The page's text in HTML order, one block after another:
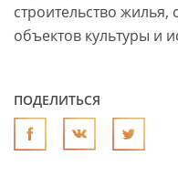
строительство
объектов культуры и
ПОДЕЛИТЬСЯ